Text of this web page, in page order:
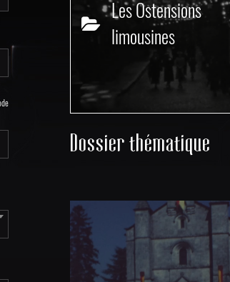
Les Ostensions
limousines
Dossier thématique